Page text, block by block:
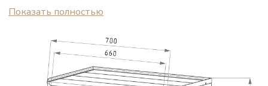
Корпус из авиационного алюминия серого цвета устойчив к
воздействиям, не деформируется под нагрузкой.
Порошковое покрытие обеспечивает сохранение
привлекательного внешнего вида долгие годы.
Показать полностью